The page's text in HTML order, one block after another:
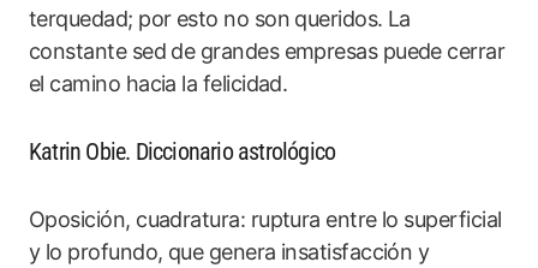
terquedad; por esto no son queridos. La
constante sed de grandes empresas puede cerrar
el camino hacia la felicidad.
Katrin Obie. Diccionario astrológico
Oposición, cuadratura: ruptura entre lo superficial
y lo profundo, que genera insatisfacción y